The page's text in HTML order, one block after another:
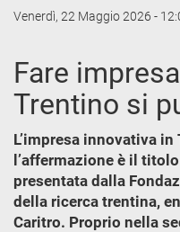
Venerdì, 22 Maggio 2026 -
Fare
Trentino si
L’impresa innovativa in
l’affermazione è il
presentata dalla
della ricerca trentina,
Caritro. Proprio nella